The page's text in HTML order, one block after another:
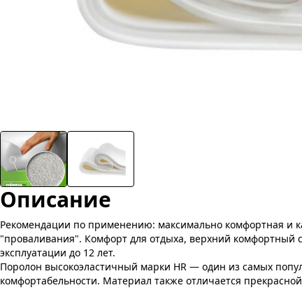
Описание
Рекомендации по применению: максимально комфортная и
"проваливания". Комфорт для отдыха, верхний комфортный
эксплуатации до 12 лет.
Поролон высокоэластичный марки HR — один из самых
комфортабельности. Материал также отличается